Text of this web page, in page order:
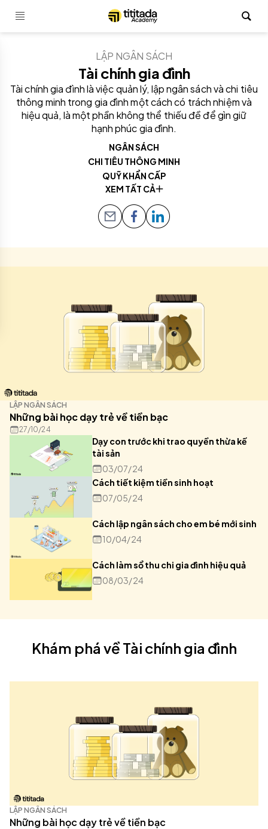
LẬP NGÂN SÁCH
Tài chính gia đình
Tài chính gia đình là việc quản lý, lập ngân sách và chi tiêu
thông minh trong gia đình một cách có trách nhiệm và
hiệu quả, là một phần không thể thiếu đề để gìn giữ
hạnh phúc gia đình.
NGÂN SÁCH
CHI TIÊU THÔNG MINH
QUỸ KHẨN CẤP
XEM TẤT CẢ
LẬP NGÂN SÁCH
Những bài học dạy trẻ về tiền bạc
27/10/24
Dạy con trước khi trao quyền thừa kế
tài sản
03/07/24
Cách tiết kiệm tiền sinh hoạt
07/05/24
Cách lập ngân sách cho em bé mới sinh
10/04/24
Cách làm sổ thu chi gia đình hiệu quả
08/03/24
Khám phá vềTài chính gia đình
LẬP NGÂN SÁCH
Những bài học dạy trẻ về tiền bạc